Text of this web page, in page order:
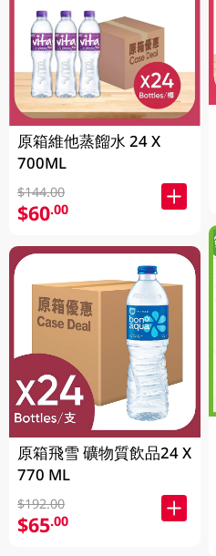
原箱維他蒸餾水 24 X
700ML
$144.00
$60.00
原箱飛雪 礦物質飲品24 X
770 ML
$192.00
$65.00